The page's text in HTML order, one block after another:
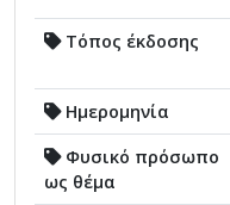
Τόπος έκδοσης
Ημερομηνία
Φυσικό πρόσωπο
ως θέμα